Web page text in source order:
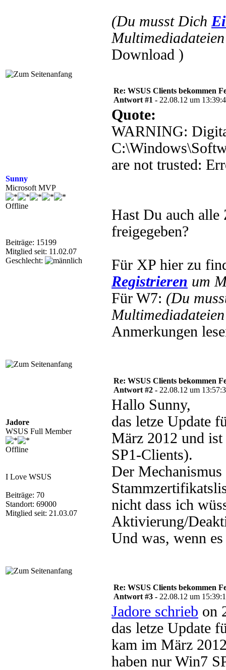
(Du musst Dich
Download )
Sunny
Microsoft MVP
Offline
Beiträge: 15199
Mitglied seit: 11.02.07
Geschlecht:
Re: WSUS Clients bekommen
Antwort #1 - 22.08.12 um
Quote:
WARNING:
are not trusted:
Hast Du auch alle
freigegeben?
Für XP hier zu
Registrieren um
Für W7: (Du
Anmerkungen
Jadore
WSUS Full Member
Offline
I Love WSUS
Beiträge: 70
Standort: 69000
Mitglied seit: 21.03.07
Re: WSUS Clients bekommen
Antwort #2 - 22.08.12 um
Hallo Sunny,
das letze Update
März 2012 und
SP1-Clients).
Der
nicht dass ich
Aktivierung/
Und was, wenn
Re: WSUS Clients bekommen
Antwort #3 - 22.08.12 um
Jadore schrieb on
das letze Update
kam im März
haben nur Win7